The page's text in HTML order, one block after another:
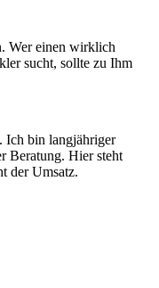
Wer einen wirklich
sucht, sollte zu Ihm
Ich bin langjähriger
Beratung. Hier steht
der Umsatz.